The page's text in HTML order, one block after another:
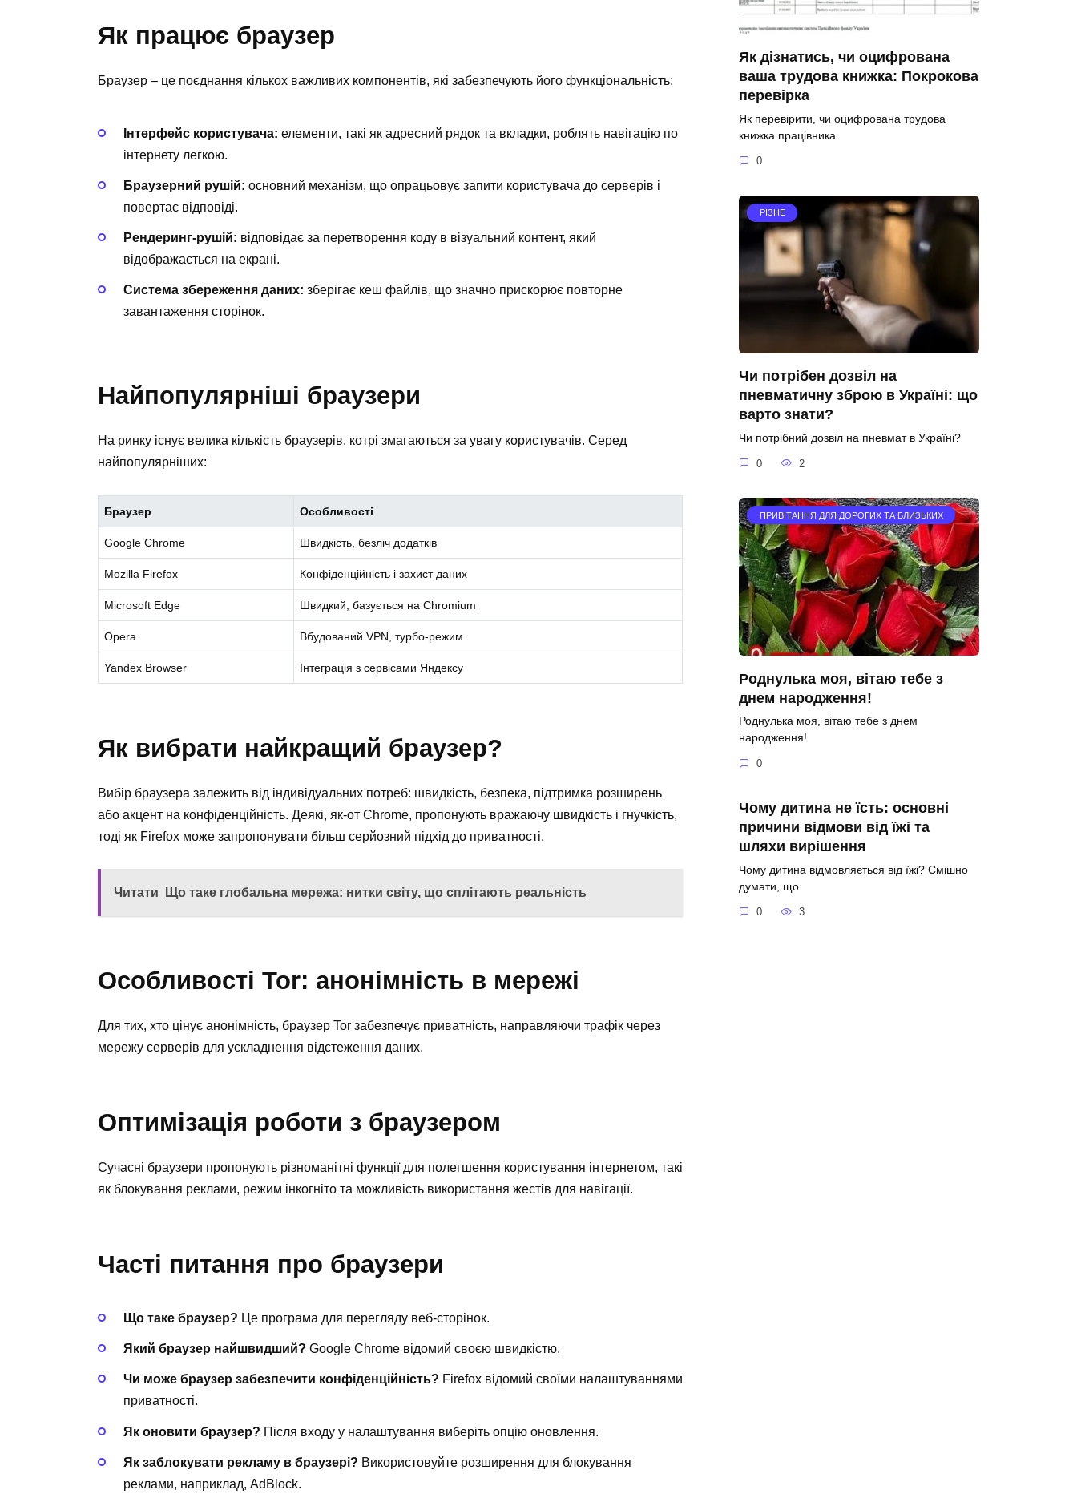
Як працює браузер
Браузер – це поєднання кількох важливих компонентів, які забезпечують його функціональність:
Інтерфейс користувача: елементи, такі як адресний рядок та вкладки, роблять навігацію по
інтернету легкою.
Браузерний рушій: основний механізм, що опрацьовує запити користувача до серверів і
повертає відповіді.
Рендеринг-рушій: відповідає за перетворення коду в візуальний контент, який
відображається на екрані.
Система збереження даних: зберігає кеш файлів, що значно прискорює повторне
завантаження сторінок.
Найпопулярніші браузери
На ринку існує велика кількість браузерів, котрі змагаються за увагу користувачів. Серед
найпопулярніших:
Браузер Особливості
Google Chrome Швидкість, безліч додатків
Mozilla Firefox Конфіденційність і захист даних
Microsoft Edge Швидкий, базується на Chromium
Opera Вбудований VPN, турбо-режим
Yandex Browser Інтеграція з сервісами Яндексу
Як вибрати найкращий браузер?
Вибір браузера залежить від індивідуальних потреб: швидкість, безпека, підтримка розширень
або акцент на конфіденційність. Деякі, як-от Chrome, пропонують вражаючу швидкість і гнучкість,
тоді як Firefox може запропонувати більш серйозний підхід до приватності.
Читати Що таке глобальна мережа: нитки світу, що сплітають реальність
Особливості Tor: анонімність в мережі
Для тих, хто цінує анонімність, браузер Tor забезпечує приватність, направляючи трафік через
мережу серверів для ускладнення відстеження даних.
Оптимізація роботи з браузером
Сучасні браузери пропонують різноманітні функції для полегшення користування інтернетом, такі
як блокування реклами, режим інкогніто та можливість використання жестів для навігації.
Часті питання про браузери
Що таке браузер? Це програма для перегляду веб-сторінок.
Який браузер найшвидший? Google Chrome відомий своєю швидкістю.
Чи може браузер забезпечити конфіденційність? Firefox відомий своїми налаштуваннями
приватності.
Як оновити браузер? Після входу у налаштування виберіть опцію оновлення.
Як заблокувати рекламу в браузері? Використовуйте розширення для блокування
реклами, наприклад, AdBlock.
Як дізнатись, чи оцифрована
ваша трудова книжка: Покрокова
перевірка
Як перевірити, чи оцифрована трудова
книжка працівника
0
РІЗНЕ
Чи потрібен дозвіл на
пневматичну зброю в Україні: що
варто знати?
Чи потрібний дозвіл на пневмат в Україні?
0 2
ПРИВІТАННЯ ДЛЯ ДОРОГИХ ТА БЛИЗЬКИХ
Роднулька моя, вітаю тебе з
днем народження!
Роднулька моя, вітаю тебе з днем
народження!
0
Чому дитина не їсть: основні
причини відмови від їжі та
шляхи вирішення
Чому дитина відмовляється від їжі? Смішно
думати, що
0 3